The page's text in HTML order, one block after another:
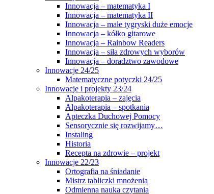
Innowacja – matematyka I
Innowacja – matematyka II
Innowacja – małe tygryski duże emocje
Innowacja – kółko gitarowe
Innowacja – Rainbow Readers
Innowacja – siła zdrowych wyborów
Innowacja – doradztwo zawodowe
Innowacje 24/25
Matematyczne potyczki 24/25
Innowacje i projekty 23/24
Alpakoterapia – zajęcia
Alpakoterapia – spotkania
Apteczka Duchowej Pomocy
Sensorycznie się rozwijamy…
Instaling
Historia
Recepta na zdrowie – projekt
Innowacje 22/23
Ortografia na śniadanie
Mistrz tabliczki mnożenia
Odmienna nauka czytania